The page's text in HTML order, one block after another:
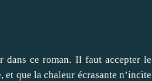
dans ce roman. Il faut accepter le
que la chaleur écrasante n’incite